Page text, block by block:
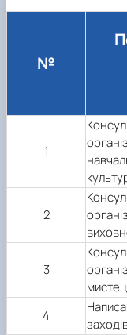
Гурток
№
1
2
3
4